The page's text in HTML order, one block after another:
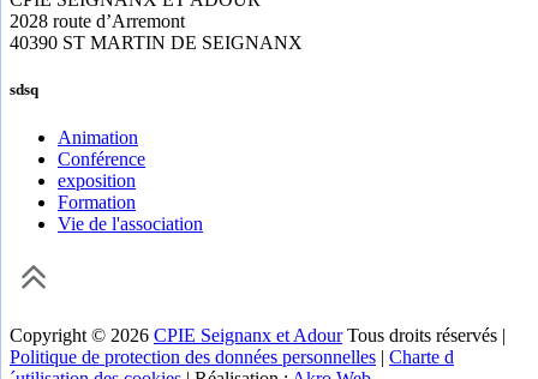
2028 route d’Arremont
40390 ST MARTIN DE SEIGNANX
sdsq
Animation
Conférence
exposition
Formation
Vie de l'association
Copyright © 2026 CPIE Seignanx et AdourTous droits réservés |
Politique de protection des données personnelles | Charte d